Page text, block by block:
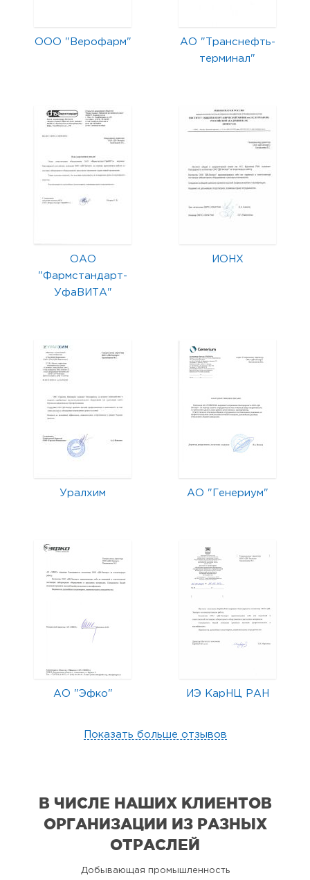
ООО "Верофарм"
АО "Транснефть-
терминал"
ОАО
"Фармстандарт-
УфаВИТА"
ИОНХ
Уралхим АО "Генериум"
АО "Эфко" ИЭ КарНЦ РАН
Показать больше отзывов
В ЧИСЛЕ НАШИХ КЛИЕНТОВ
ОРГАНИЗАЦИИ ИЗ РАЗНЫХ
ОТРАСЛЕЙ
Добывающая промышленность